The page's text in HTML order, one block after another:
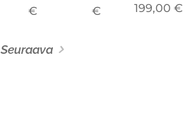
€
€
199,00 €
Seuraava